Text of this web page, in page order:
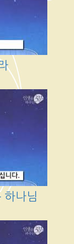
하나님